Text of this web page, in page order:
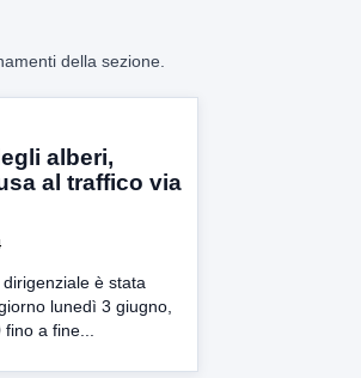
della sezione.
alberi,
al traffico via
è stata
lunedì 3 giugno,
a fine...